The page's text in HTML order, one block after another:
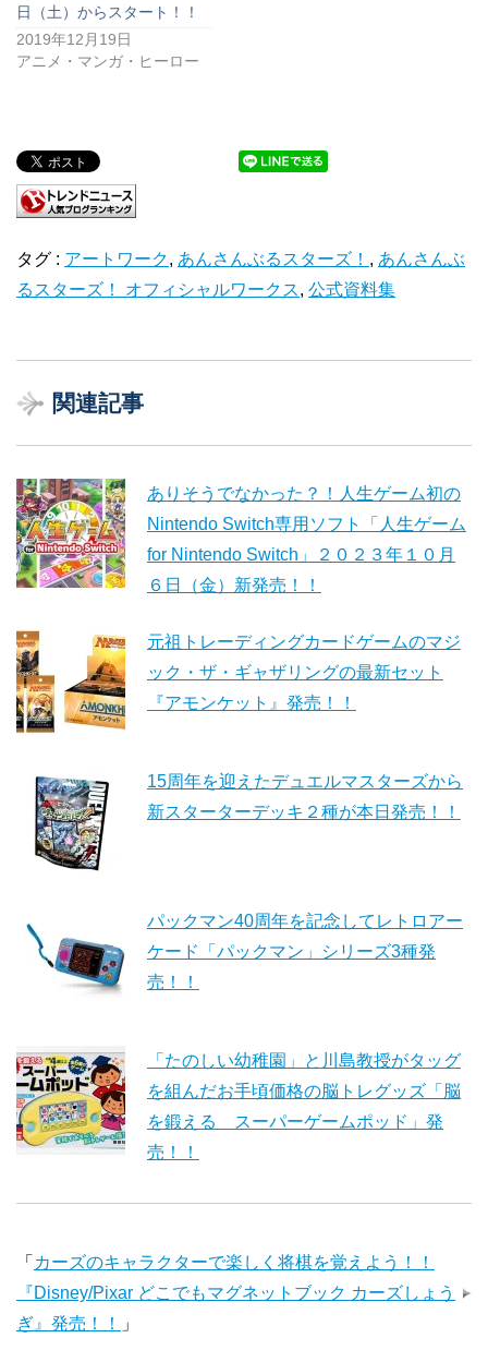
日（土）からスタート！！
2019年12月19日
アニメ・マンガ・ヒーロー
タグ : アートワーク, あんさんぶるスターズ！ , あんさんぶ
るスターズ！ オフィシャルワークス, 公式資料集
関連記事
ありそうでなかった？！人生ゲーム初の
Nintendo Switch専用ソフト「人生ゲーム
for Nintendo Switch」２０２３年１０月
６日（金）新発売！！
元祖トレーディングカードゲームのマジ
ック・ザ・ギャザリングの最新セット
『アモンケット』発売！！
15周年を迎えたデュエルマスターズから
新スターターデッキ２種が本日発売！！
パックマン40周年を記念してレトロアー
ケード「パックマン」シリーズ3種発
売！！
「たのしい幼稚園」と川島教授がタッグ
を組んだお手頃価格の脳トレグッズ「脳
を鍛える スーパーゲームポッド」発
売！！
「 カーズのキャラクターで楽しく将棋を覚えよう！！
『Disney/Pixar どこでもマグネットブック カーズしょう
ぎ』発売！！
」